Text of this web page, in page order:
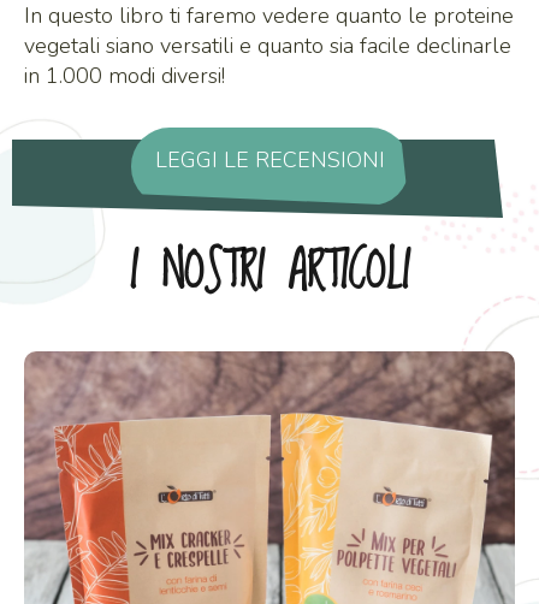
In questo libro ti faremo vedere quanto le proteine
vegetali siano versatili e quanto sia facile declinarle
in 1.000 modi diversi!
LEGGI LE RECENSIONI
I NOSTRI ARTICOLI